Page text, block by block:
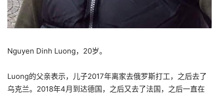
Nguyen Dinh Luong，20岁。
Luong的父亲表示，儿子2017年离家去俄罗斯打工，之后去了
乌克兰。2018年4月到达德国，之后又去了法国，之后一直在